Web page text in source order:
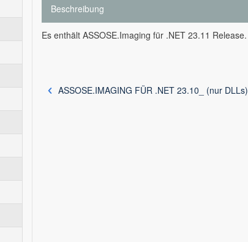
Beschreibung
Es enthält ASSOSE.Imaging für .NET 23.11 Release.
ASSOSE.IMAGING FÜR .NET 23.10_ (nur DLLs)